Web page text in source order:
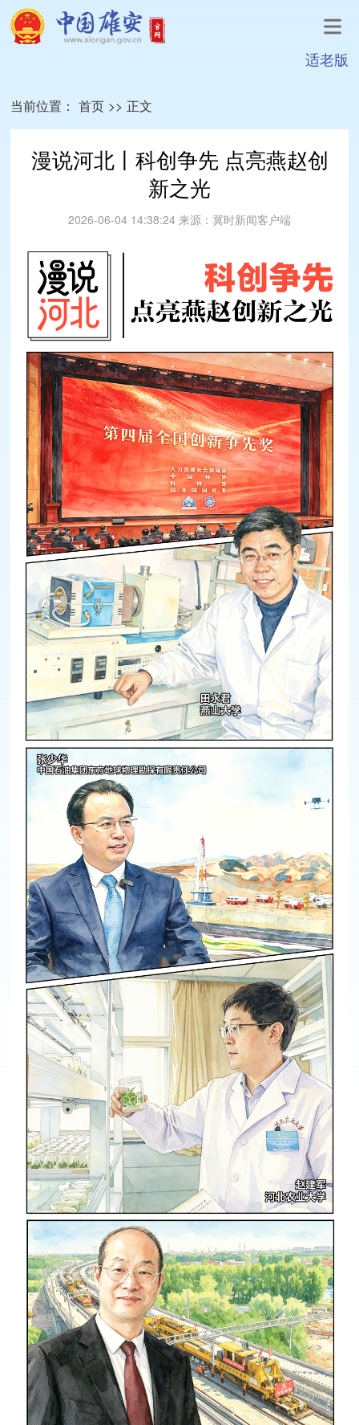
适老版
当前位置： 首页 >> 正文
漫说河北丨科创争先 点亮燕赵创
新之光
2026-06-04 14:38:24 来源： 冀时新闻客户端